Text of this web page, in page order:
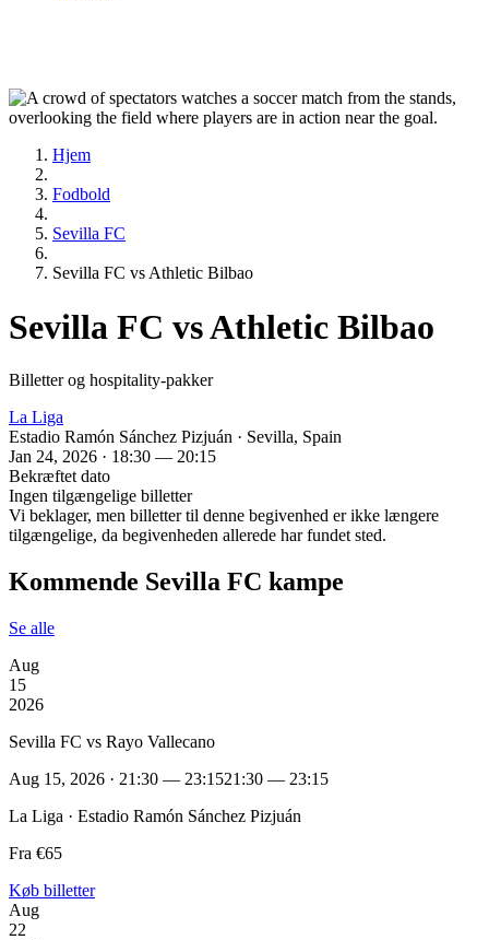
Hjem
Fodbold
Sevilla FC
Sevilla FC vs Athletic Bilbao
Sevilla FC vs Athletic Bilbao
Billetter og hospitality-pakker
La Liga
Estadio Ramón Sánchez Pizjuán · Sevilla, Spain
Jan 24, 2026 · 18:30 — 20:15
Bekræftet dato
Ingen tilgængelige billetter
Vi beklager, men billetter til denne begivenhed er ikke længere
tilgængelige, da begivenheden allerede har fundet sted.
Kommende Sevilla FC kampe
Se alle
Aug
15
2026
Sevilla FC vs Rayo Vallecano
Aug 15, 2026 · 21:30 — 23:1521:30 — 23:15
La Liga · Estadio Ramón Sánchez Pizjuán
Fra €65
Køb billetter
Aug
22